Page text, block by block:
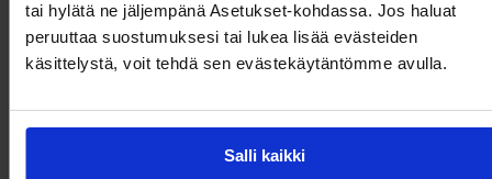
tai hylätä ne jäljempänä Asetukset-kohdassa. Jos haluat
peruuttaa suostumuksesi tai lukea lisää evästeiden
käsittelystä, voit tehdä sen evästekäytäntömme avulla.
Salli kaikki
ostoskoriin
Tuotekuvaus Tuotetiedot
Toimitus ja
maksaminen